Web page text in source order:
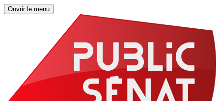
Ouvrir le menu